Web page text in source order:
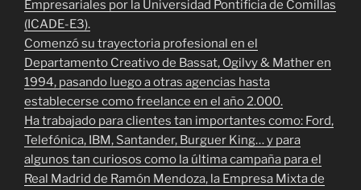
Empresariales por la Universidad Pontificia de Comillas
(ICADE-E3).
Comenzó su trayectoria profesional en el
Departamento Creativo de Bassat, Ogilvy & Mather en
1994, pasando luego a otras agencias hasta
establecerse como freelance en el año 2.000.
Ha trabajado para clientes tan importantes como: Ford,
Telefónica, IBM, Santander, Burguer King… y para
algunos tan curiosos como la última campaña para el
Real Madrid de Ramón Mendoza, la Empresa Mixta de